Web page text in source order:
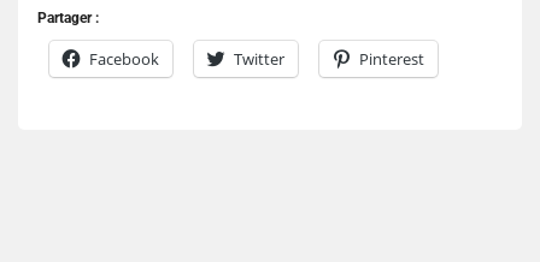
Partager :
Facebook Twitter Pinterest